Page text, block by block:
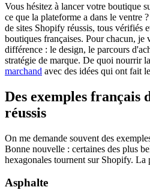
Vous hésitez à lancer votre boutique
ce que la plateforme a dans le ventre
de sites Shopify réussis, tous vérifiés
boutiques françaises. Pour chacun,
différence : le design, le parcours
stratégie de marque. De quoi nourrir la
marchand avec des idées qui ont fait
Des exemples français
réussis
On me demande souvent des
Bonne nouvelle : certaines des plus
hexagonales tournent sur Shopify. La
Asphalte